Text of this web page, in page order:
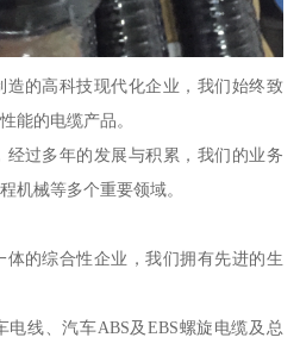
的高科技现代化企业，我们始终致
能的电缆产品。
经过多年的发展与积累，我们的业务
机械等多个重要领域。
的综合性企业，我们拥有先进的生
线、汽车ABS及EBS螺旋电缆及总